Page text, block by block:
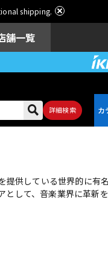
shipping.
舗一覧
詳細検索
供している世界的に有
して、音楽業界に革新を